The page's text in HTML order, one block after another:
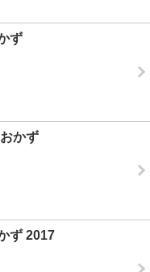
ず
かず
ず 2017